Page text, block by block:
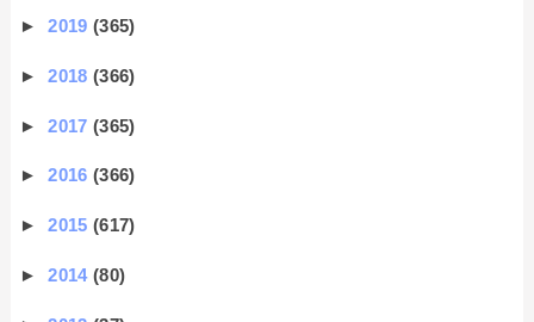
►2019(365)
►2018(366)
►2017(365)
►2016(366)
►2015(617)
►2014(80)